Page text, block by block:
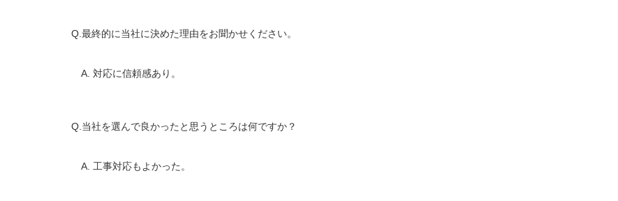
Q.最終的に当社に決めた理由をお聞かせください。
A. 対応に信頼感あり。
Q.当社を選んで良かったと思うところは何ですか？
A. 工事対応もよかった。